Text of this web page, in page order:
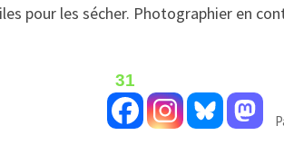
pour les sécher. Photographier en
31